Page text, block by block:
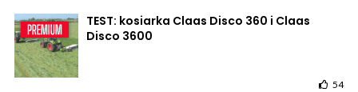
TEST: kosiarka Claas Disco 360 i Claas
Disco 3600
54